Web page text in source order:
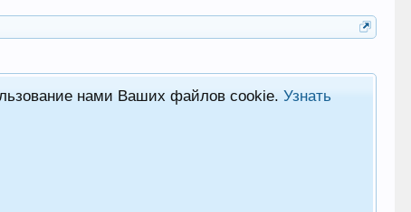
нами Ваших файлов cookie.Узнать